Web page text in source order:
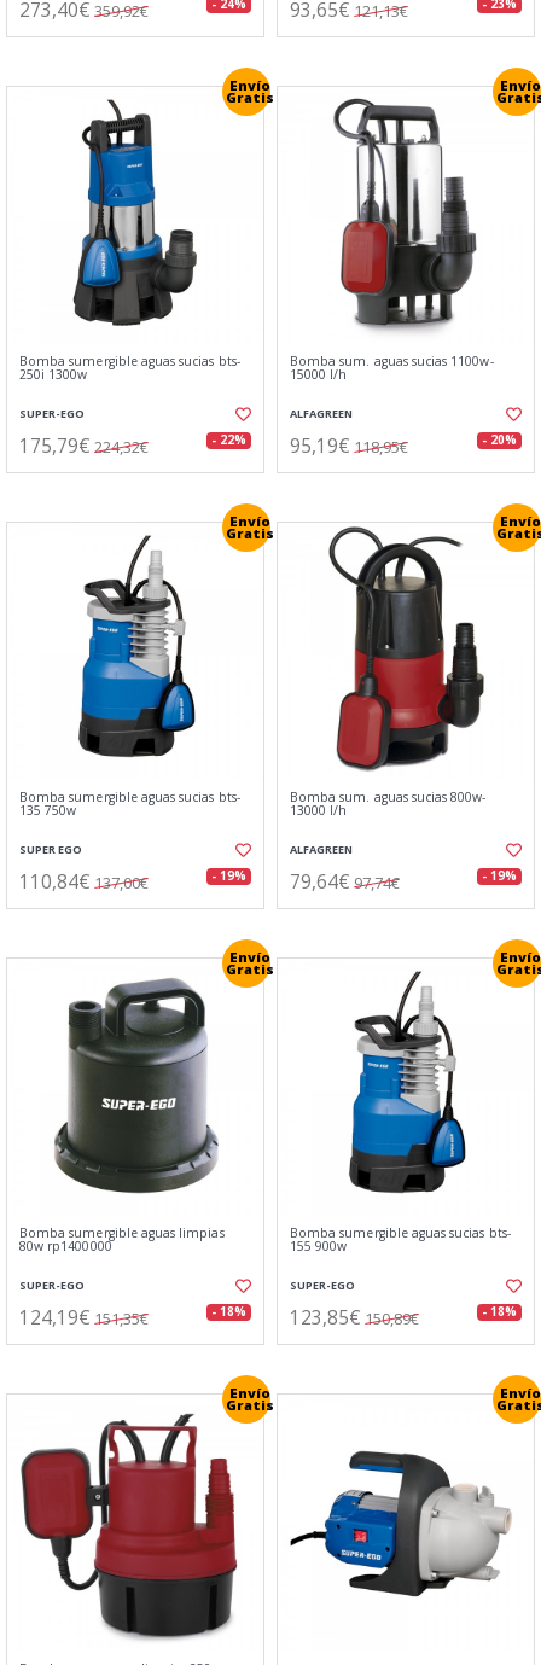
273,40€ 359,92€ - 24% 93,65€ 121,13€ - 23%
Envío
Gratis
Bomba sumergible aguas sucias bts-
250i 1300w
SUPER-EGO
175,79€ 224,32€ - 22%
Envío
Bomba sum. aguas sucias 1100w-
15000 l/h
ALFAGREEN
95,19€ 118,95€ - 20%
Envío
Gratis
Bomba sumergible aguas sucias bts-
135 750w
SUPER EGO
110,84€ 137,00€ - 19%
Envío
Bomba sum. aguas sucias 800w-
13000 l/h
ALFAGREEN
79,64€ 97,74€ - 19%
Envío
Gratis
Bomba sumergible aguas limpias
80w rp1400000
SUPER-EGO
124,19€ 151,35€ - 18%
Envío
Bomba sumergible aguas sucias bts-
155 900w
SUPER-EGO
123,85€ 150,89€ - 18%
Envío
Gratis
Envío